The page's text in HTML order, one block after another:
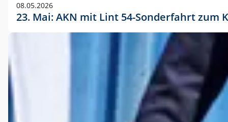
08.05.2026
23. Mai: AKN mit Lint 54-Sonderfahrt